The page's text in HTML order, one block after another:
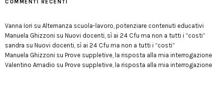
COMMENTI RECENTI
Vanna Iori su Alternanza scuola-lavoro, potenziare contenuti educativi
Manuela Ghizzoni su Nuovi docenti, sì ai 24 Cfu ma non a tutti i “costi”
sandra su Nuovi docenti, sì ai 24 Cfu ma non a tutti i “costi”
Manuela Ghizzoni su Prove suppletive, la risposta alla mia interrogazione
Valentino Amadio su Prove suppletive, la risposta alla mia interrogazione